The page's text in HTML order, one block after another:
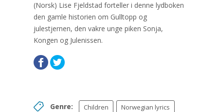
(Norsk) Lise Fjeldstad forteller i denne lydboken
den gamle historien om Gulltopp og
julestjernen, den vakre unge piken Sonja,
Kongen og Julenissen.
Genre: Children Norwegian lyrics